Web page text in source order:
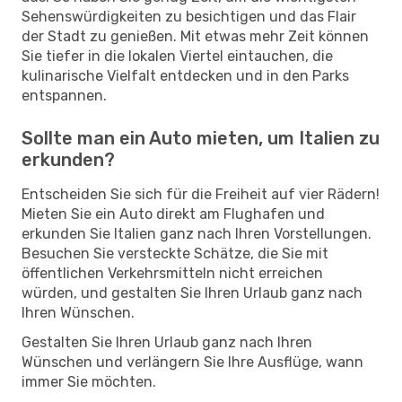
Sehenswürdigkeiten zu besichtigen und das Flair
der Stadt zu genießen. Mit etwas mehr Zeit können
Sie tiefer in die lokalen Viertel eintauchen, die
kulinarische Vielfalt entdecken und in den Parks
entspannen.
Sollte man ein Auto mieten, um Italien zu
erkunden?
Entscheiden Sie sich für die Freiheit auf vier Rädern!
Mieten Sie ein Auto direkt am Flughafen und
erkunden Sie Italien ganz nach Ihren Vorstellungen.
Besuchen Sie versteckte Schätze, die Sie mit
öffentlichen Verkehrsmitteln nicht erreichen
würden, und gestalten Sie Ihren Urlaub ganz nach
Ihren Wünschen.
Gestalten Sie Ihren Urlaub ganz nach Ihren
Wünschen und verlängern Sie Ihre Ausflüge, wann
immer Sie möchten.